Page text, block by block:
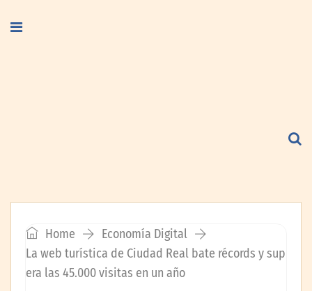
Home
Economía Digital
La web turística de Ciudad Real bate récords y sup
era las 45.000 visitas en un año